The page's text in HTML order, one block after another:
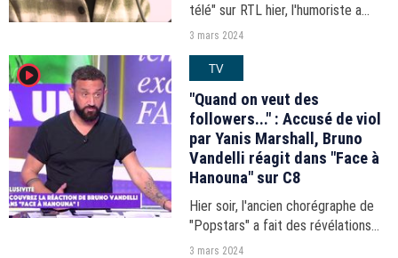
télé" sur RTL hier, l'humoriste a
révélé qu'il n'était pas le bienvenu
3 mars 2024
player2 TV
"Quand on veut des
followers..." : Accusé de viol
par Yanis Marshall, Bruno
Vandelli réagit dans "Face à
Hanouna" sur C8
Hier soir, l'ancien chorégraphe de
"Popstars" a fait des révélations
dans l'émission du week-end de
3 mars 2024